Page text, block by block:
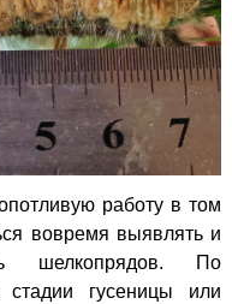
работу в том
вовремя выявлять и
шелкопрядов. По
гусеницы или